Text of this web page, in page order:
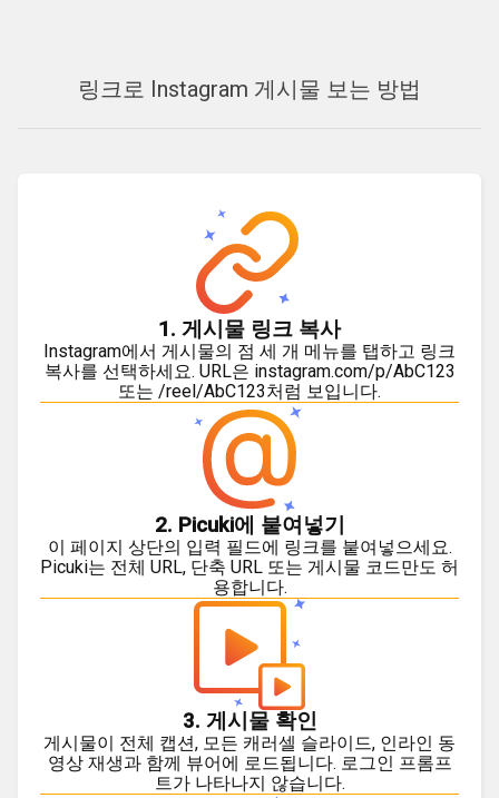
링크로 Instagram 게시물 보는 방법
1. 게시물 링크 복사
Instagram에서 게시물의 점 세 개 메뉴를 탭하고 링크
복사를 선택하세요. URL은 instagram.com/p/AbC123
또는 /reel/AbC123처럼 보입니다.
2. Picuki에 붙여넣기
이 페이지 상단의 입력 필드에 링크를 붙여넣으세요.
Picuki는 전체 URL, 단축 URL 또는 게시물 코드만도 허
용합니다.
3. 게시물 확인
게시물이 전체 캡션, 모든 캐러셀 슬라이드, 인라인 동
영상 재생과 함께 뷰어에 로드됩니다. 로그인 프롬프
트가 나타나지 않습니다.